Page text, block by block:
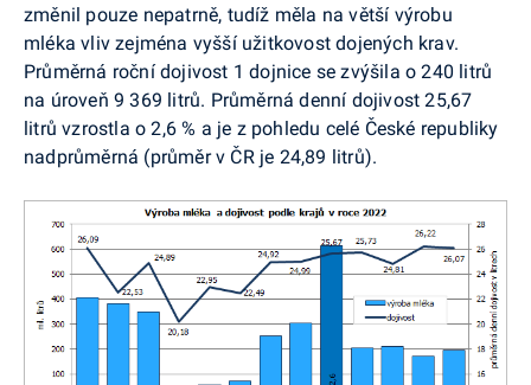
změnil pouze nepatrně, tudíž měla na větší výrobu
mléka vliv zejména vyšší užitkovost dojených krav.
Průměrná roční dojivost 1 dojnice se zvýšila o 240 litrů
na úroveň 9 369 litrů. Průměrná denní dojivost 25,67
litrů vzrostla o 2,6 % a je z pohledu celé České republiky
nadprůměrná (průměr v ČR je 24,89 litrů).